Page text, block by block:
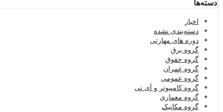
دسته‌ها
اخبار
دسته‌بندی نشده
دوره های مهارتی
گروه برق
گروه حقوق
گروه عمران
گروه عمومی
گروه کامپیوتر و آی تی
گروه معماری
گروه مکانیک